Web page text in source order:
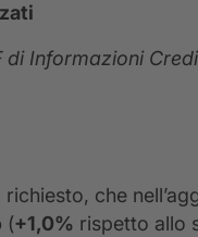
di Informazioni
che
(+1,0% rispetto allo